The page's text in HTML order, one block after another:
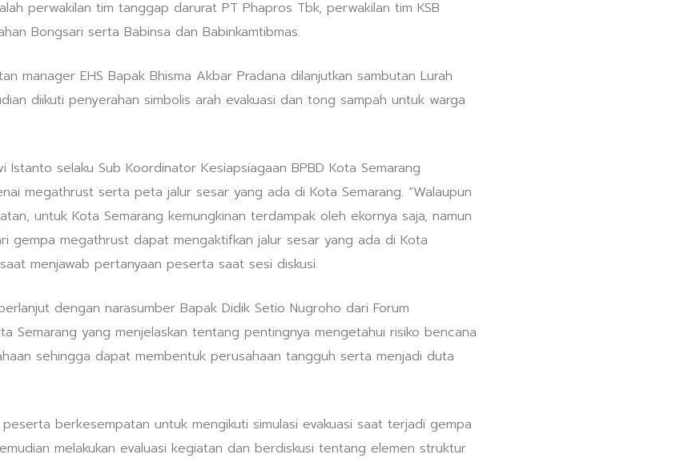
perwakilan tim tanggap darurat PT Phapros Tbk, perwakilan tim KSB
Bongsari serta Babinsa dan Babinkamtibmas.
manager EHS Bapak Bhisma Akbar Pradana dilanjutkan sambutan Lurah
diikuti penyerahan simbolis arah evakuasi dan tong sampah untuk warga
Istanto selaku Sub Koordinator Kesiapsiagaan BPBD Kota Semarang
megathrust serta peta jalur sesar yang ada di Kota Semarang. “Walaupun
untuk Kota Semarang kemungkinan terdampak oleh ekornya saja, namun
gempa megathrust dapat mengaktifkan jalur sesar yang ada di Kota
menjawab pertanyaan peserta saat sesi diskusi.
dengan narasumber Bapak Didik Setio Nugroho dari Forum
Semarang yang menjelaskan tentang pentingnya mengetahui risiko bencana
sehingga dapat membentuk perusahaan tangguh serta menjadi duta
berkesempatan untuk mengikuti simulasi evakuasi saat terjadi gempa
melakukan evaluasi kegiatan dan berdiskusi tentang elemen struktur